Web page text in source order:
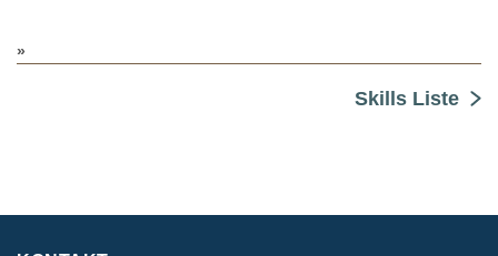
Skills Liste